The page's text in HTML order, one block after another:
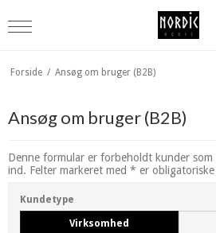
Forside / Ansøg om bruger (B2B)
Ansøg om bruger (B2B)
Denne formular er forbeholdt kunder
ind. Felter markeret med * er obligatoriske
Kundetype
Virksomhed